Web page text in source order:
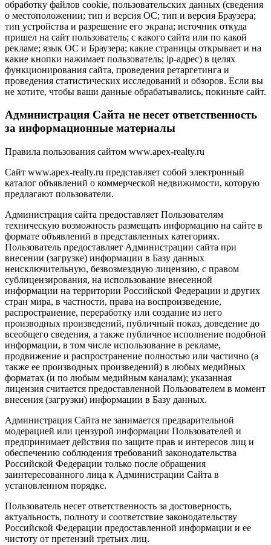
обработку файлов cookie, пользовательских данных (сведения
о местоположении; тип и версия ОС; тип и версия Браузера;
тип устройства и разрешение его экрана; источник откуда
пришел на сайт пользователь; с какого сайта или по какой
рекламе; язык ОС и Браузера; какие страницы открывает и на
какие кнопки нажимает пользователь; ip-адрес) в целях
функционирования сайта, проведения ретаргетинга и
проведения статистических исследований и обзоров. Если вы
не хотите, чтобы ваши данные обрабатывались, покиньте сайт.
Администрация Сайта не несет ответственность
за информационные материалы
Правила пользования сайтом www.apex-realty.ru
Сайт www.apex-realty.ru представляет собой электронный
каталог объявлений о коммерческой недвижимости, которую
предлагают пользователи.
Администрация сайта предоставляет Пользователям
техническую возможность размещать информацию на сайте в
формате объявлений в представленных категориях.
Пользователь предоставляет Администрации сайта при
внесении (загрузке) информации в Базу данных
неисключительную, безвозмездную лицензию, с правом
сублицензирования, на использование внесенной
информации на территории Российской Федерации и других
стран мира, в частности, права на воспроизведение,
распространение, переработку или создание из него
производных произведений, публичный показ, доведение до
всеобщего сведения, а также публичное исполнение подобной
информации, в том числе использование в рекламе,
продвижение и распространение полностью или частично (а
также ее производных произведений) в любых медийных
форматах (и по любым медийным каналам); указанная
лицензия считается предоставленной Пользователем в момент
внесения (загрузки) информации в Базу данных.
Администрация Сайта не занимается предварительной
модерацией или цензурой информации Пользователей и
предпринимает действия по защите прав и интересов лиц и
обеспечению соблюдения требований законодательства
Российской Федерации только после обращения
заинтересованного лица к Администрации Сайта в
установленном порядке.
Пользователь несет ответственность за достоверность,
актуальность, полноту и соответствие законодательству
Российской Федерации предоставленной информации и ее
чистоту от претензий третьих лиц.